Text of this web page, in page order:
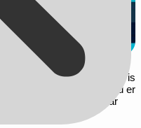
klarer sig bedre, hvis
måske for dig selv, at du er
eller en bar, hvis du har